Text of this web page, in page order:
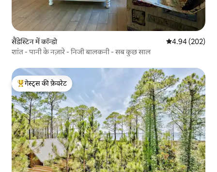
सैंडेस्टिन में कॉन्डो औसत रेटिंग 5 में से
4.94 (202)
शांत - पानी के नज़ारे - निजी बालकनी - सब कुछ साल
गेस्ट्स का टॉप फ़ेवरेट
गेस्ट्स की फ़ेवरेट